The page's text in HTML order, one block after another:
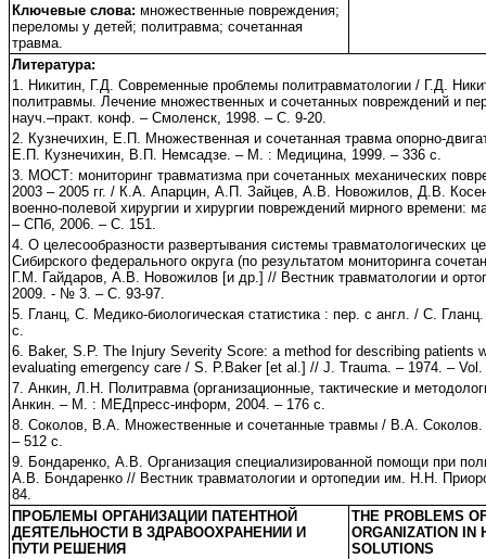
Ключевые слова: множественные повреждения;
переломы у детей; политравма; сочетанная
травма.
Литература:
1. Никитин, Г.Д. Современные проблемы политравматологии / Г.Д.
политравмы. Лечение множественных и сочетанных повреждений и
науч.–практ. конф. – Смоленск, 1998. – С. 9-20.
2. Кузнечихин, Е.П. Множественная и сочетанная травма опорно-
Е.П. Кузнечихин, В.П. Немсадзе. – М. : Медицина, 1999. – 336 с.
3. МОСТ: мониторинг травматизма при сочетанных механических
2003 – 2005 гг. / К.А. Апарцин, А.П. Зайцев, А.В. Новожилов, Д.В.
военно-полевой хирургии и хирургии повреждений мирного времени:
– СПб, 2006. – С. 151.
4. О целесообразности развертывания системы травматологических
Сибирского федерального округа (по результатом мониторинга
Г.М. Гайдаров, А.В. Новожилов [и др.] // Вестник травматологии и
2009. - № 3. – С. 93-97.
5. Гланц, С. Медико-биологическая статистика : пер. с англ. / С.
с.
6. Baker, S.P. The Injury Severity Score: a method for describing patients
evaluating emergency care / S. P.Baker [et al.] // J. Trauma. – 1974. – Vol.
7. Анкин, Л.Н. Политравма (организационные, тактические и
Анкин. – М. : МЕДпресс-информ, 2004. – 176 с.
8. Соколов, В.А. Множественные и сочетанные травмы / В.А.
– 512 с.
9. Бондаренко, А.В. Организация специализированной помощи при
А.В. Бондаренко // Вестник травматологии и ортопедии им. Н.Н.
84.
ПРОБЛЕМЫ ОРГАНИЗАЦИИ ПАТЕНТНОЙ
ДЕЯТЕЛЬНОСТИ В ЗДРАВООХРАНЕНИИ И
ПУТИ РЕШЕНИЯ
THE PROBLEMS
ORGANIZATION IN
SOLUTIONS